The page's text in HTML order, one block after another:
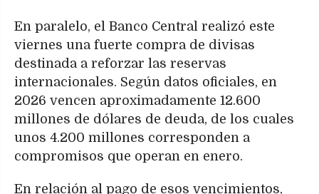
En paralelo, el Banco Central realizó este
viernes una fuerte compra de divisas
destinada a reforzar las reservas
internacionales. Según datos oficiales, en
2026 vencen aproximadamente 12.600
millones de dólares de deuda, de los cuales
unos 4.200 millones corresponden a
compromisos que operan en enero.
En relación al pago de esos vencimientos,